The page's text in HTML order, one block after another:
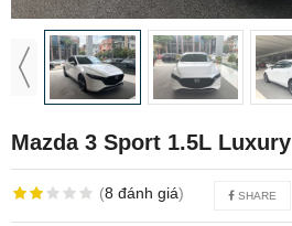
Mazda 3 Sport 1.5L Luxury
(8 đánh giá) SHARE